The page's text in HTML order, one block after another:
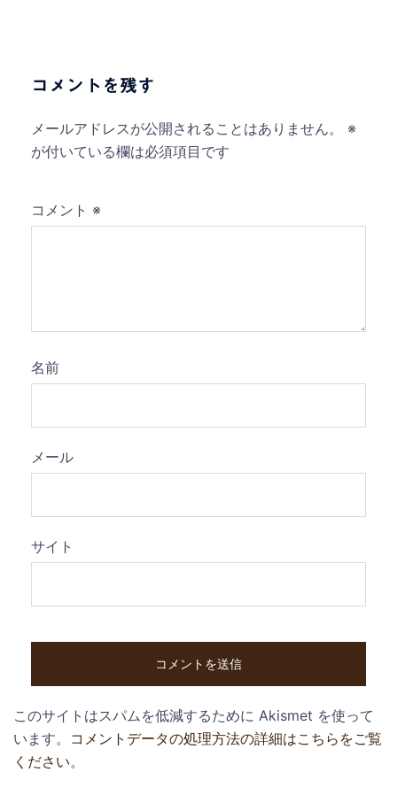
ョ
ン
コメントを残す
メールアドレスが公開されることはありません。
※
が付いている欄は必須項目です
コメント ※
名前
メール
サイト
このサイトはスパムを低減するために Akismet を使って
います。 コメントデータの処理方法の詳細はこちらをご覧
ください。